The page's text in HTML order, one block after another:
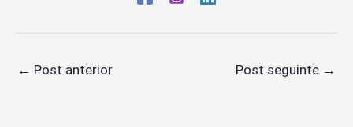
← Post anterior Post seguinte →